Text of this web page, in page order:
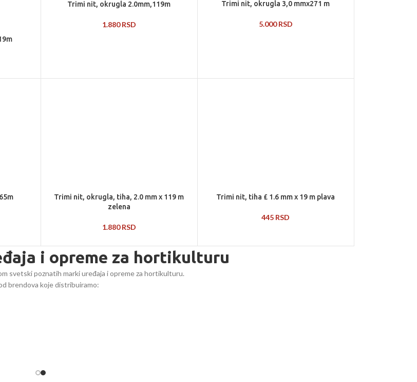
Trimi nit, okrugla 2.0mm,119m
1.880RSD
Trimi nit, okrugla 3,0 mmx271 m
5.000RSD
Trimi nit, okrugla, tiha, 2.0 mm x 119 m
zelena
1.880RSD
Trimi nit, tiha £ 1.6 mm x 19 m plava
445 RSD
i opreme za hortikulturu
svetski poznatih marki uređaja i opreme za hortikulturu.
brendova koje distribuiramo: